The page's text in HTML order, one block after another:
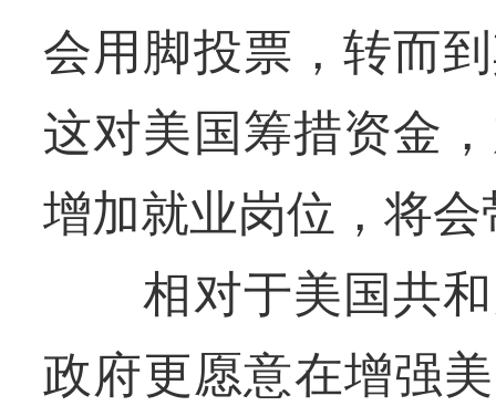
会用脚投票，转而
这对美国筹措资金
增加就业岗位，将
相对于美国共和
政府更愿意在增强